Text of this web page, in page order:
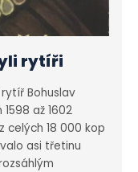
rytíři
Bohuslav
až 1602
celých 18 000 kop
asi třetinu